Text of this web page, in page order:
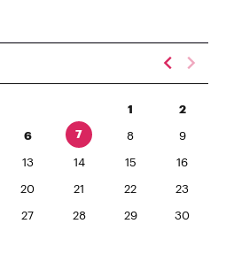
1 2
6 7 8 9
13 14 15 16
20 21 22 23
27 28 29 30